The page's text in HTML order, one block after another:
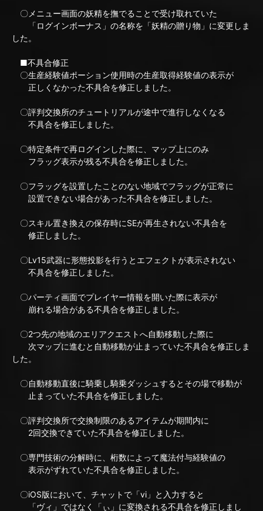
〇メニュー画面の妖精を撫でることで受け取れていた
「ログインボーナス」の名称を「妖精の贈り物」に変更しま
した。
■不具合修正
〇生産経験値ポーション使用時の生産取得経験値の表示が
正しくなかった不具合を修正しました。
〇評判交換所のチュートリアルが途中で進行しなくなる
不具合を修正しました。
〇特定条件で再ログインした際に、マップ上にのみ
フラッグ表示が残る不具合を修正しました。
〇フラッグを設置したことのない地域でフラッグが正常に
設置できない場合があった不具合を修正しました。
〇スキル置き換えの保存時にSEが再生されない不具合を
修正しました。
〇Lv15武器に形態投影を行うとエフェクトが表示されない
不具合を修正しました。
〇パーティ画面でプレイヤー情報を開いた際に表示が
崩れる場合がある不具合を修正しました。
〇2つ先の地域のエリアクエストへ自動移動した際に
次マップに進むと自動移動が止まっていた不具合を修正しま
した。
〇自動移動直後に騎乗し騎乗ダッシュするとその場で移動が
止まっていた不具合を修正しました。
〇評判交換所で交換制限のあるアイテムが期間内に
2回交換できていた不具合を修正しました。
〇専門技術の分解時に、桁数によって魔法付与経験値の
表示がずれていた不具合を修正しました。
〇iOS版において、チャットで「vi」と入力すると
「ヴィ」ではなく「ぃ」に変換される不具合を修正しまし